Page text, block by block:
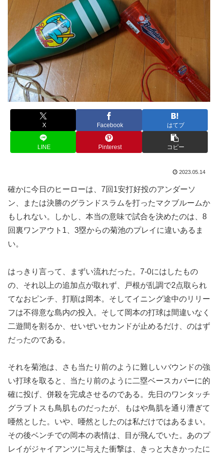
X Facebook はてブ
LINE Pinterest コピー
2023.05.14
確かに今日のヒーローは、7回1安打好投のアンダーソ
ン、または決勝のグランドスラムを打ったマクブルームか
もしれない。しかし、本当の意味で試合を決めたのは、8
回裏ワンアウト1、3塁からの菊池のプレイに違いあるま
い。
はっきり言って、まずい流れだった。7-0にはしたもの
の、それ以上の追加点が取れず、戸根が乱調で2点取られ
てなおピンチ、打順は岡本。そしてイニング途中のリリー
フは不得意な島内の投入。そして岡本の打球は間違いなく
二遊間を割るか、せいぜいセカンドが止めるだけ、のはず
だったのである。
それを菊池は、さも当たり前のように難しいバウンドの強
い打球を取ると、当たり前のように二塁ベースカバーに的
確に投げ、併殺を完成させるのである。先日のワンタッチ
グラブトスも鳥肌ものだったが、もはや鳥肌を通り漕ぎて
唖然とした。いや、唖然としたのは私だけではあるまい。
その後ベンチでの岡本の表情は、目が飛んでいた。あのプ
レイがジャイアンツに与えた衝撃は、きっと大きかったに